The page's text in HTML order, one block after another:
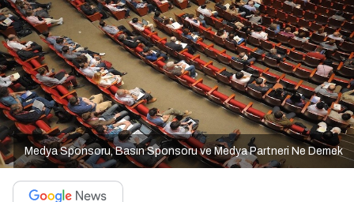
Medya Sponsoru, Basın Sponsoru ve Medya Partneri Ne Demek